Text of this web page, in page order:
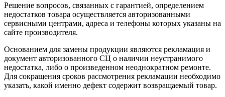
Решение вопросов, связанных с гарантией, определением
недостатков товара осуществляется авторизованными
сервисными центрами, адреса и телефоны которых указаны на
сайте производителя.
Основанием для замены продукции являются рекламация и
документ авторизованного СЦ о наличии неустранимого
недостатка, либо о произведенном неоднократном ремонте.
Для сокращения сроков рассмотрения рекламации необходимо
указать, какой именно дефект содержит возвращаемый товар.